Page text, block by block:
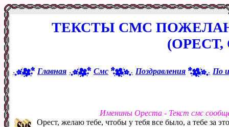
ТЕКСТЫ СМС
(ОРЕСТ,
Главная Смс Поздравления По
Именины Ореста - Текст смс
Орест, желаю тебе, чтобы у тебя все было, а тебе за